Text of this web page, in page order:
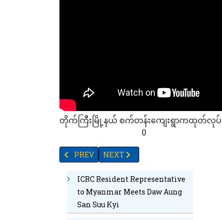
တိုက်ကြီးမြို့နယ် စက်တန်းကျေးရွာကထုတ်လုပ်
0
PREVIOUS ARTICLE: ရန်ကုန်အပြည်ပြည်ဆို
PREV NEXT ARTICLE: တိုင်းရင်းသား
NEXT
ICRC Resident Representative
to Myanmar Meets Daw Aung
San Suu Kyi